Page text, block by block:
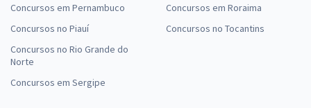
Concursos em Pernambuco
Concursos no Piauí
Concursos no Rio Grande do
Norte
Concursos em Sergipe
Concursos em Roraima
Concursos no Tocantins